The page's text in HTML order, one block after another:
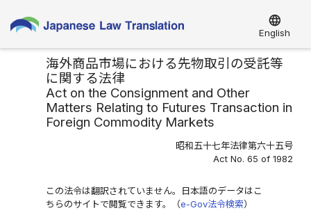
language
English
海外商品市場における先物取引の受託等
に関する法律
Act on the Consignment and Other
Matters Relating to Futures Transaction in
Foreign Commodity Markets
昭和五十七年法律第六十五号
Act No. 65 of 1982
この法令は翻訳されていません。日本語のデータはこ
ちらのサイトで閲覧できます。（e-Gov法令検索）